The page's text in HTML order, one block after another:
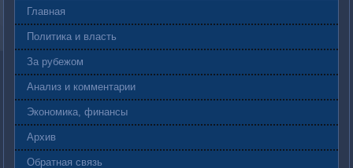
Главная
Политика и власть
За рубежом
Анализ и комментарии
Экономика, финансы
Архив
Обратная связь